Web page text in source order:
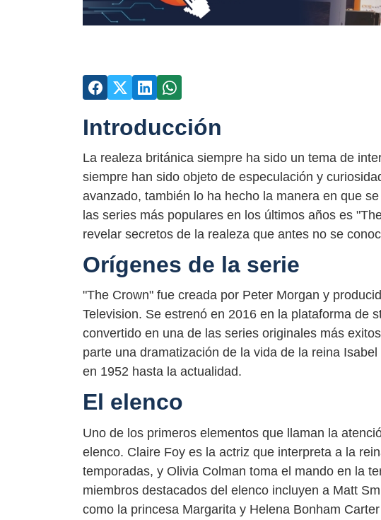
Introducción
La realeza británica siempre ha sido un tema de
siempre han sido objeto de especulación y
avanzado, también lo ha hecho la manera en que
las series más populares en los últimos años es
revelar secretos de la realeza que antes no se
Orígenes de la serie
"The Crown" fue creada por Peter Morgan y
Television. Se estrenó en 2016 en la plataforma de
convertido en una de las series originales más
parte una dramatización de la vida de la reina
en 1952 hasta la actualidad.
El elenco
Uno de los primeros elementos que llaman la
elenco. Claire Foy es la actriz que interpreta a la
temporadas, y Olivia Colman toma el mando en la
miembros destacados del elenco incluyen a Matt
como la princesa Margarita y Helena Bonham